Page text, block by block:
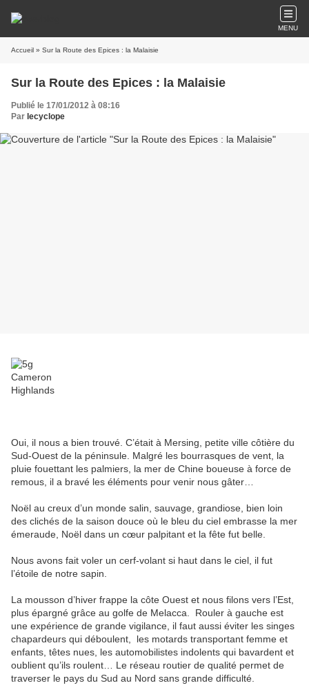
MENU
Accueil » Sur la Route des Epices : la Malaisie
Sur la Route des Epices : la Malaisie
Publié le 17/01/2012 à 08:16
Par lecyclope
Oui, il nous a bien trouvé. C’était à Mersing, petite ville côtière du
Sud-Ouest de la péninsule. Malgré les bourrasques de vent, la
pluie fouettant les palmiers, la mer de Chine boueuse à force de
remous, il a bravé les éléments pour venir nous gâter…
Noël au creux d’un monde salin, sauvage, grandiose, bien loin
des clichés de la saison douce où le bleu du ciel embrasse la mer
émeraude, Noël dans un cœur palpitant et la fête fut belle.
Nous avons fait voler un cerf-volant si haut dans le ciel, il fut
l’étoile de notre sapin.
La mousson d’hiver frappe la côte Ouest et nous filons vers l’Est,
plus épargné grâce au golfe de Melacca. Rouler à gauche est
une expérience de grande vigilance, il faut aussi éviter les singes
chapardeurs qui déboulent, les motards transportant femme et
enfants, têtes nues, les automobilistes indolents qui bavardent et
oublient qu’ils roulent… Le réseau routier de qualité permet de
traverser le pays du Sud au Nord sans grande difficulté.